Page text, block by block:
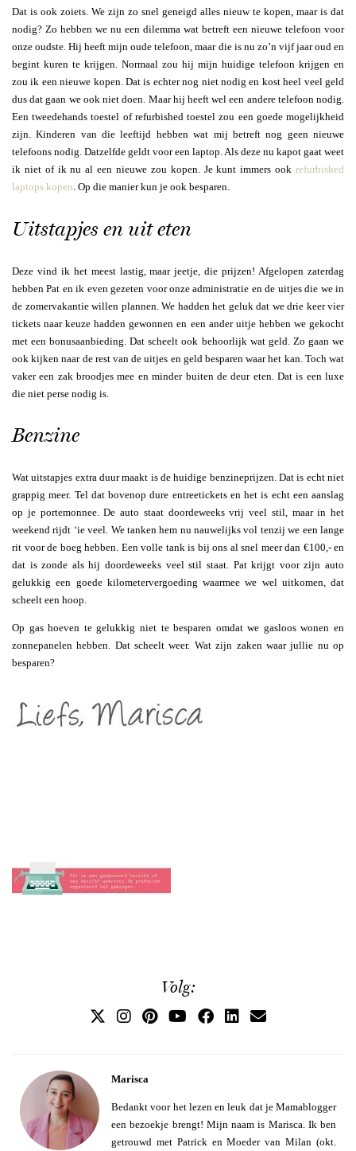
Dat is ook zoiets. We zijn zo snel geneigd alles nieuw te kopen, maar is dat
nodig? Zo hebben we nu een dilemma wat betreft een nieuwe telefoon voor
onze oudste. Hij heeft mijn oude telefoon, maar die is nu zo’n vijf jaar oud en
begint kuren te krijgen. Normaal zou hij mijn huidige telefoon krijgen en
zou ik een nieuwe kopen. Dat is echter nog niet nodig en kost heel veel geld
dus dat gaan we ook niet doen. Maar hij heeft wel een andere telefoon nodig.
Een tweedehands toestel of refurbished toestel zou een goede mogelijkheid
zijn. Kinderen van die leeftijd hebben wat mij betreft nog geen nieuwe
telefoons nodig. Datzelfde geldt voor een laptop. Als deze nu kapot gaat weet
ik niet of ik nu al een nieuwe zou kopen. Je kunt immers ook refurbished
laptops kopen. Op die manier kun je ook besparen.
Uitstapjes en uit eten
Deze vind ik het meest lastig, maar jeetje, die prijzen! Afgelopen zaterdag
hebben Pat en ik even gezeten voor onze administratie en de uitjes die we in
de zomervakantie willen plannen. We hadden het geluk dat we drie keer vier
tickets naar keuze hadden gewonnen en een ander uitje hebben we gekocht
met een bonusaanbieding. Dat scheelt ook behoorlijk wat geld. Zo gaan we
ook kijken naar de rest van de uitjes en geld besparen waar het kan. Toch wat
vaker een zak broodjes mee en minder buiten de deur eten. Dat is een luxe
die niet perse nodig is.
Benzine
Wat uitstapjes extra duur maakt is de huidige benzineprijzen. Dat is echt niet
grappig meer. Tel dat bovenop dure entreetickets en het is echt een aanslag
op je portemonnee. De auto staat doordeweeks vrij veel stil, maar in het
weekend rijdt ‘ie veel. We tanken hem nu nauwelijks vol tenzij we een lange
rit voor de boeg hebben. Een volle tank is bij ons al snel meer dan €100,- en
dat is zonde als hij doordeweeks veel stil staat. Pat krijgt voor zijn auto
gelukkig een goede kilometervergoeding waarmee we wel uitkomen, dat
scheelt een hoop.
Op gas hoeven te gelukkig niet te besparen omdat we gasloos wonen en
zonnepanelen hebben. Dat scheelt weer. Wat zijn zaken waar jullie nu op
besparen?
Volg:
Marisca
Bedankt voor het lezen en leuk dat je Mamablogger
een bezoekje brengt! Mijn naam is Marisca. Ik ben
getrouwd met Patrick en Moeder van Milan (okt.